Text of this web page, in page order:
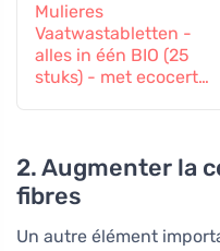
Mulieres
Vaatwastabletten -
alles in één BIO (25
stuks) - met ecocert-
2. Augmenter la
fibres
Un autre élément